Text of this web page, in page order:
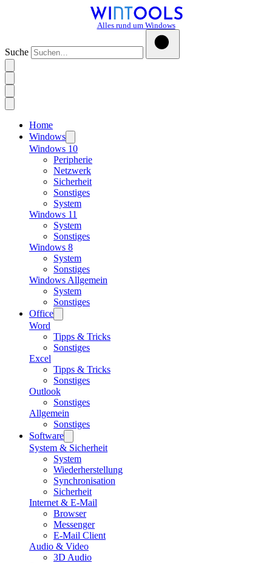
Alles rund um Windows
Suche
Home
Windows
Windows 10
Peripherie
Netzwerk
Sicherheit
Sonstiges
System
Windows 11
System
Sonstiges
Windows 8
System
Sonstiges
Windows Allgemein
System
Sonstiges
Office
Word
Tipps & Tricks
Sonstiges
Excel
Tipps & Tricks
Sonstiges
Outlook
Sonstiges
Allgemein
Sonstiges
Software
System & Sicherheit
System
Wiederherstellung
Synchronisation
Sicherheit
Internet & E-Mail
Browser
Messenger
E-Mail Client
Audio & Video
3D Audio